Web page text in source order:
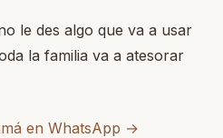
le des algo que va a usar
la familia va a atesorar
en WhatsApp →